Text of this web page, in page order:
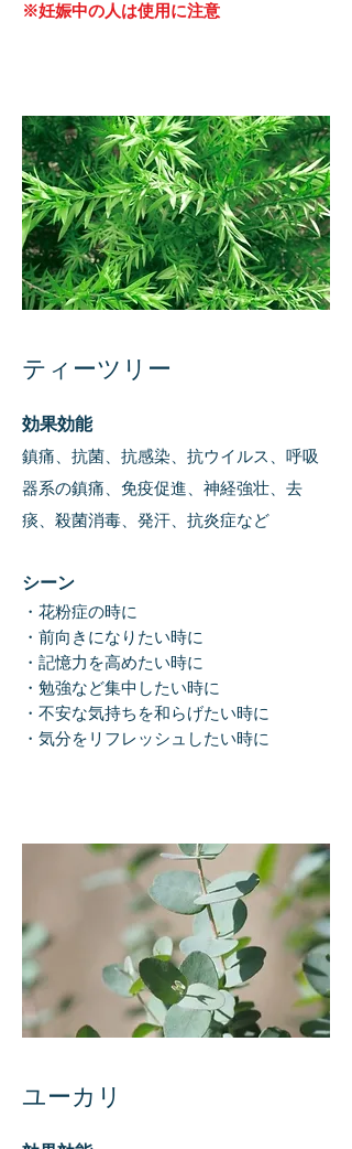
※妊娠中の人は使用に注意
ティーツリー
効果効能
鎮痛、抗菌、抗感染、抗ウイルス、呼吸
器系の鎮痛、免疫促進、神経強壮、去
痰、殺菌消毒、発汗、抗炎症など
​シーン
・花粉症の時に
・前向きになりたい時に
・記憶力を高めたい時に
・勉強など集中したい時に
・不安な気持ちを和らげたい時に
・気分をリフレッシュしたい時に
ユーカリ